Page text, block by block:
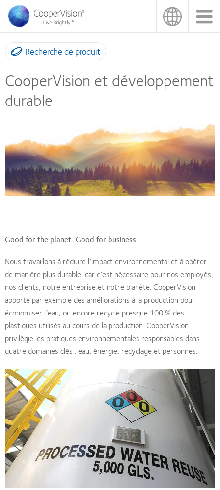
contenu
principal
Recherche de produit
CooperVision et développement
durable
Good for the planet. Good for business.
Nous travaillons à réduire l’impact environnemental et à opérer
de manière plus durable, car c’est nécessaire pour nos employés,
nos clients, notre entreprise et notre planète. CooperVision
apporte par exemple des améliorations à la production pour
économiser l’eau, ou encore recycle presque 100 % des
plastiques utilisés au cours de la production. CooperVision
privilégie les pratiques environnementales responsables dans
quatre domaines clés : eau, énergie, recyclage et personnes.